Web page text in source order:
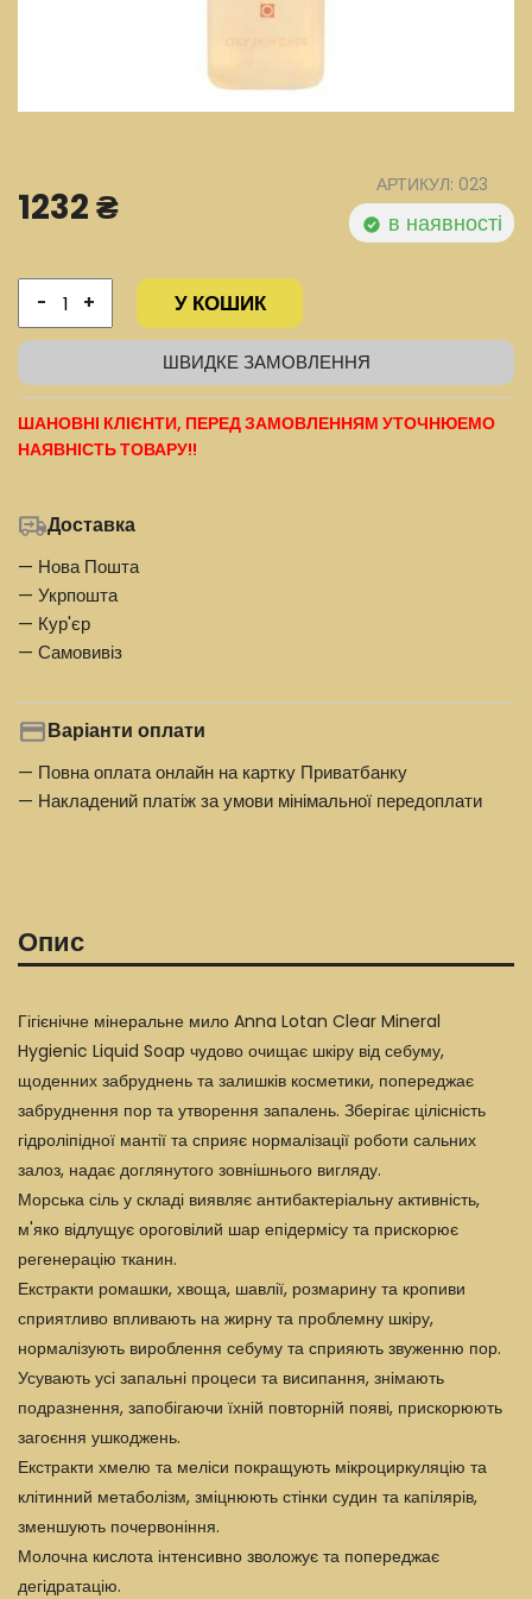
1232 ₴ АРТИКУЛ: 023
в наявності
- + У КОШИК
ШВИДКЕ ЗАМОВЛЕННЯ
ШАНОВНІ КЛІЄНТИ, ПЕРЕД ЗАМОВЛЕННЯМ УТОЧНЮЕМО
НАЯВНІСТЬ ТОВАРУ!!
Доставка
— Нова Пошта
— Укрпошта
— Кур'єр
— Самовивіз
Варіанти оплати
— Повна оплата онлайн на картку Приватбанку
— Накладений платіж за умови мінімальної передоплати
Опис
Гігієнічне мінеральне мило Anna Lotan Clear Mineral
Hygienic Liquid Soap чудово очищає шкіру від себуму,
щоденних забруднень та залишків косметики, попереджає
забруднення пор та утворення запалень. Зберігає цілісність
гідроліпідної мантії та сприяє нормалізації роботи сальних
залоз, надає доглянутого зовнішнього вигляду.
Морська сіль у складі виявляє антибактеріальну активність,
м'яко відлущує ороговілий шар епідермісу та прискорює
регенерацію тканин.
Екстракти ромашки, хвоща, шавлії, розмарину та кропиви
сприятливо впливають на жирну та проблемну шкіру,
нормалізують вироблення себуму та сприяють звуженню пор.
Усувають усі запальні процеси та висипання, знімають
подразнення, запобігаючи їхній повторній появі, прискорюють
загоєння ушкоджень.
Екстракти хмелю та меліси покращують мікроциркуляцію та
клітинний метаболізм, зміцнюють стінки судин та капілярів,
зменшують почервоніння.
Молочна кислота інтенсивно зволожує та попереджає
дегідратацію.